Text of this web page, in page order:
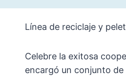
Línea de reciclaje y
Celebre la exitosa
encargó un conjunto de